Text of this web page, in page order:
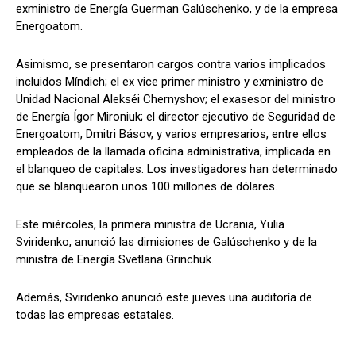
exministro de Energía Guerman Galúschenko, y de la empresa
Energoatom.
Asimismo, se presentaron cargos contra varios implicados
incluidos Míndich; el ex vice primer ministro y exministro de
Unidad Nacional Alekséi Chernyshov; el exasesor del ministro
de Energía Ígor Mironiuk; el director ejecutivo de Seguridad de
Energoatom, Dmitri Básov, y varios empresarios, entre ellos
empleados de la llamada oficina administrativa, implicada en
el blanqueo de capitales. Los investigadores han determinado
que se blanquearon unos 100 millones de dólares.
Este miércoles, la primera ministra de Ucrania, Yulia
Sviridenko, anunció las dimisiones de Galúschenko y de la
ministra de Energía Svetlana Grinchuk.
Además, Sviridenko anunció este jueves una auditoría de
todas las empresas estatales.